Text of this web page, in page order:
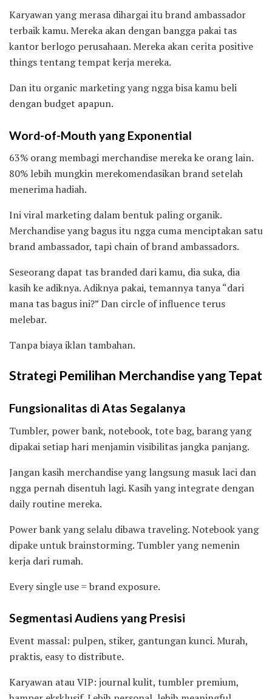
Karyawan yang merasa dihargai itu brand ambassador
terbaik kamu. Mereka akan dengan bangga pakai tas
kantor berlogo perusahaan. Mereka akan cerita positive
things tentang tempat kerja mereka.
Dan itu organic marketing yang ngga bisa kamu beli
dengan budget apapun.
Word-of-Mouth yang Exponential
63% orang membagi merchandise mereka ke orang lain.
80% lebih mungkin merekomendasikan brand setelah
menerima hadiah.
Ini viral marketing dalam bentuk paling organik.
Merchandise yang bagus itu ngga cuma menciptakan satu
brand ambassador, tapi chain of brand ambassadors.
Seseorang dapat tas branded dari kamu, dia suka, dia
kasih ke adiknya. Adiknya pakai, temannya tanya “dari
mana tas bagus ini?” Dan circle of influence terus
melebar.
Tanpa biaya iklan tambahan.
Strategi Pemilihan Merchandise yang Tepat
Fungsionalitas di Atas Segalanya
Tumbler, power bank, notebook, tote bag, barang yang
dipakai setiap hari menjamin visibilitas jangka panjang.
Jangan kasih merchandise yang langsung masuk laci dan
ngga pernah disentuh lagi. Kasih yang integrate dengan
daily routine mereka.
Power bank yang selalu dibawa traveling. Notebook yang
dipake untuk brainstorming. Tumbler yang nemenin
kerja dari rumah.
Every single use = brand exposure.
Segmentasi Audiens yang Presisi
Event massal: pulpen, stiker, gantungan kunci. Murah,
praktis, easy to distribute.
Karyawan atau VIP: journal kulit, tumbler premium,